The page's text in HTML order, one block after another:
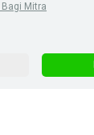
Bagi Mitra